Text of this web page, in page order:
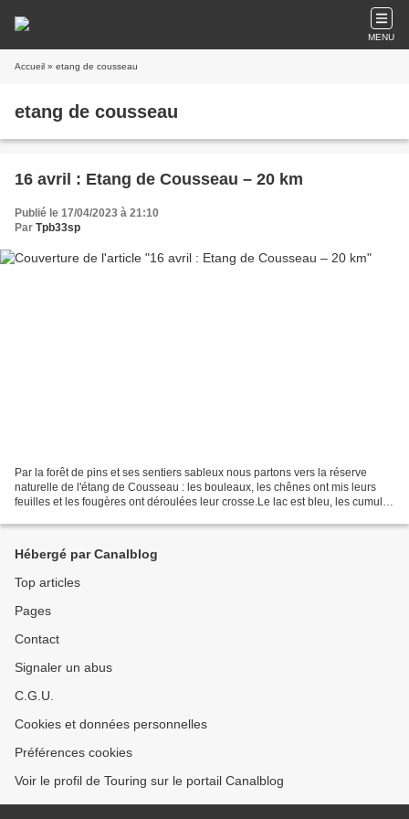
MENU
Accueil » etang de cousseau
etang de cousseau
16 avril : Etang de Cousseau – 20 km
Publié le 17/04/2023 à 21:10
Par Tpb33sp
Par la forêt de pins et ses sentiers sableux nous partons vers la réserve
naturelle de l'étang de Cousseau : les bouleaux, les chênes ont mis leurs
feuilles et les fougères ont déroulées leur crosse.Le lac est bleu, les cumulus
Hébergé par Canalblog
Top articles
Pages
Contact
Signaler un abus
C.G.U.
Cookies et données personnelles
Préférences cookies
Voir le profil de Touring sur le portail Canalblog